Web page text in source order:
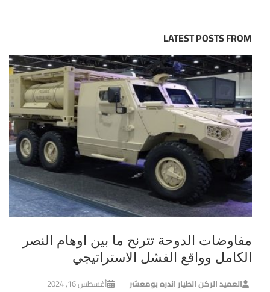
LATEST POSTS FROM
مفاوضات الدوحة تترنح ما بين اوهام النصر
الكامل وواقع الفشل الاستراتيجي
العميد الركن الطيار اندره بومعشر أغسطس 16, 2024